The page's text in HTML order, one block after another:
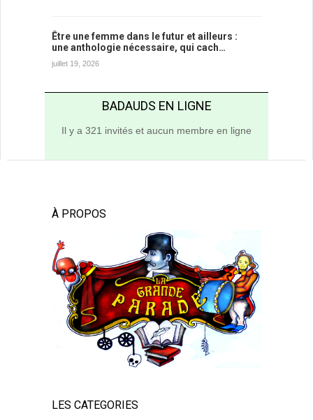
Être une femme dans le futur et ailleurs :
une anthologie nécessaire, qui cach…
juillet 19, 2026
BADAUDS EN LIGNE
Il y a 321 invités et aucun membre en ligne
À PROPOS
LES CATEGORIES